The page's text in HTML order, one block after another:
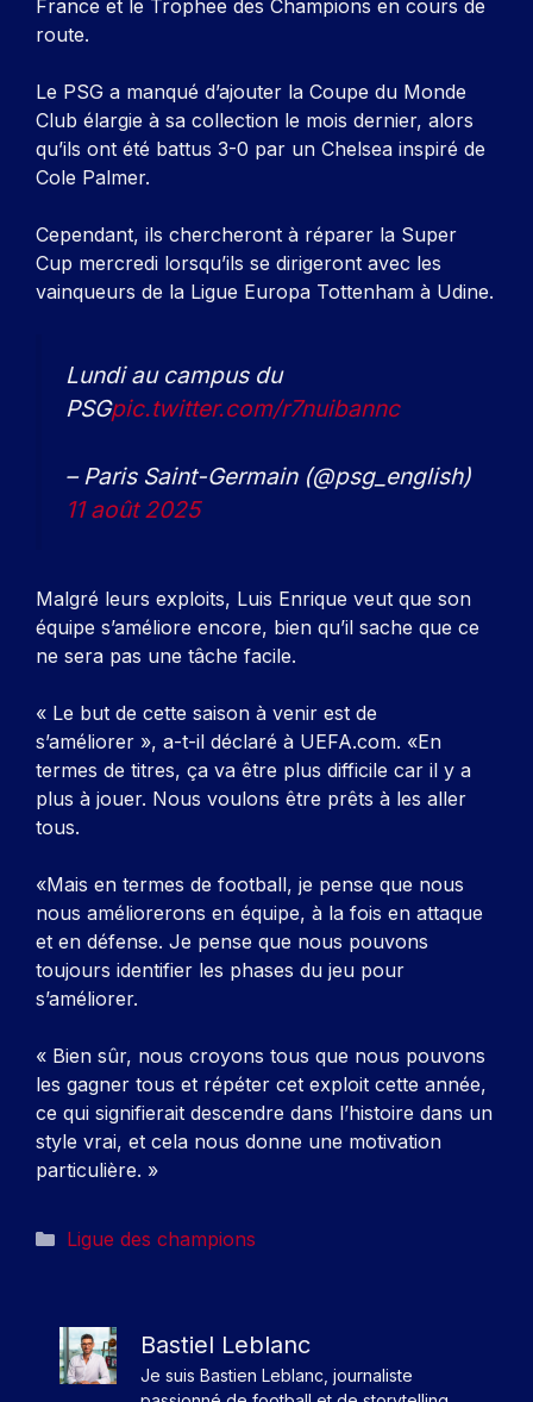
France et le Trophee des Champions en cours de
route.
Le PSG a manqué d’ajouter la Coupe du Monde
Club élargie à sa collection le mois dernier, alors
qu’ils ont été battus 3-0 par un Chelsea inspiré de
Cole Palmer.
Cependant, ils chercheront à réparer la Super
Cup mercredi lorsqu’ils se dirigeront avec les
vainqueurs de la Ligue Europa Tottenham à Udine.
Lundi au campus du
PSGpic.twitter.com/r7nuibannc
– Paris Saint-Germain (@psg_english)
11 août 2025
Malgré leurs exploits, Luis Enrique veut que son
équipe s’améliore encore, bien qu’il sache que ce
ne sera pas une tâche facile.
« Le but de cette saison à venir est de
s’améliorer », a-t-il déclaré à UEFA.com. «En
termes de titres, ça va être plus difficile car il y a
plus à jouer. Nous voulons être prêts à les aller
tous.
«Mais en termes de football, je pense que nous
nous améliorerons en équipe, à la fois en attaque
et en défense. Je pense que nous pouvons
toujours identifier les phases du jeu pour
s’améliorer.
« Bien sûr, nous croyons tous que nous pouvons
les gagner tous et répéter cet exploit cette année,
ce qui signifierait descendre dans l’histoire dans un
style vrai, et cela nous donne une motivation
particulière. »
Catégories
Ligue des champions
Bastiel Leblanc
Je suis Bastien Leblanc, journaliste